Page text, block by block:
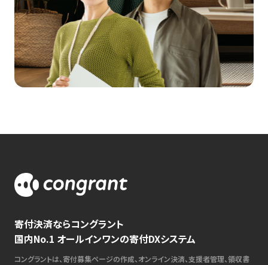
寄付決済ならコングラント
国内No.1 オールインワンの寄付DXシステム
コングラントは、寄付募集ページの作成、オンライン決済、支援者管理、領収書